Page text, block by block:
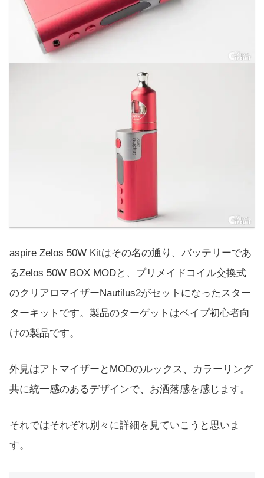
aspire Zelos 50W Kitはその名の通り、バッテリーであ
るZelos 50W BOX MODと、プリメイドコイル交換式
のクリアロマイザーNautilus2がセットになったスター
ターキットです。製品のターゲットはベイプ初心者向
けの製品です。
外見はアトマイザーとMODのルックス、カラーリング
共に統一感のあるデザインで、お洒落感を感じます。
それではそれぞれ別々に詳細を見ていこうと思いま
す。